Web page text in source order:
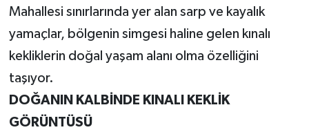
Mahallesi sınırlarında yer alan sarp ve kayalık
yamaçlar, bölgenin simgesi haline gelen kınalı
kekliklerin doğal yaşam alanı olma özelliğini
taşıyor.
DOĞANIN KALBİNDE KINALI KEKLİK
GÖRÜNTÜSÜ